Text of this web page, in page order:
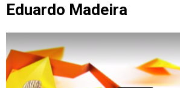
Eduardo Madeira